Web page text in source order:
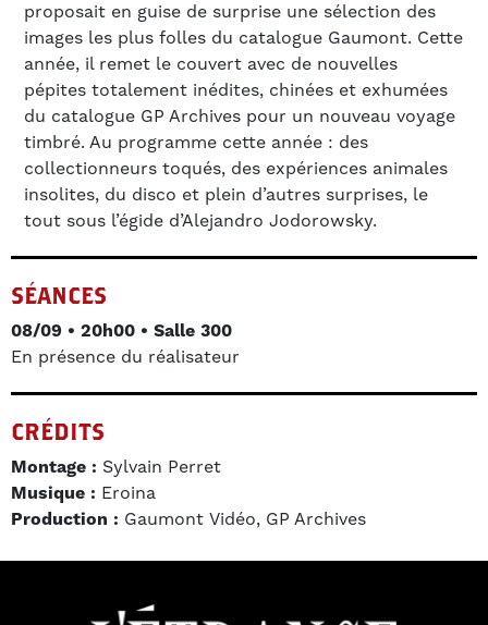
proposait en guise de surprise une sélection des
images les plus folles du catalogue Gaumont. Cette
année, il remet le couvert avec de nouvelles
pépites totalement inédites, chinées et exhumées
du catalogue GP Archives pour un nouveau voyage
timbré. Au programme cette année : des
collectionneurs toqués, des expériences animales
insolites, du disco et plein d’autres surprises, le
tout sous l’égide d’Alejandro Jodorowsky.
SÉANCES
08/09 • 20h00 • Salle 300
En présence du réalisateur
CRÉDITS
Montage : Sylvain Perret
Musique : Eroina
Production : Gaumont Vidéo, GP Archives